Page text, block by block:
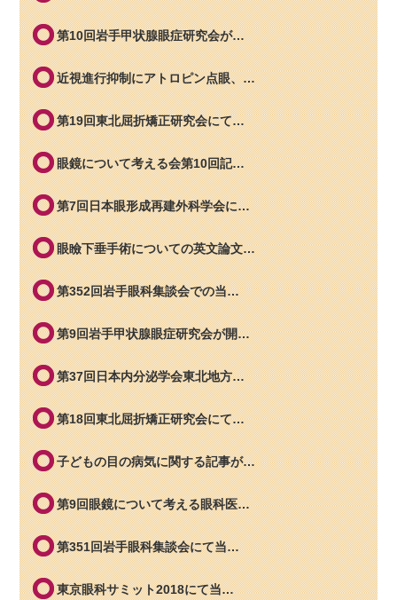
第10回岩手甲状腺眼症研究会が…
近視進行抑制にアトロピン点眼、…
第19回東北屈折矯正研究会にて…
眼鏡について考える会第10回記…
第7回日本眼形成再建外科学会に…
眼瞼下垂手術についての英文論文…
第352回岩手眼科集談会での当…
第9回岩手甲状腺眼症研究会が開…
第37回日本内分泌学会東北地方…
第18回東北屈折矯正研究会にて…
子どもの目の病気に関する記事が…
第9回眼鏡について考える眼科医…
第351回岩手眼科集談会にて当…
東京眼科サミット2018にて当…